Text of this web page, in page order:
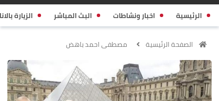
الرئيسية اخبار ونشاطات البث المباشر الزيارة
الصفحة الرئيسية مصطفى احمد باهض